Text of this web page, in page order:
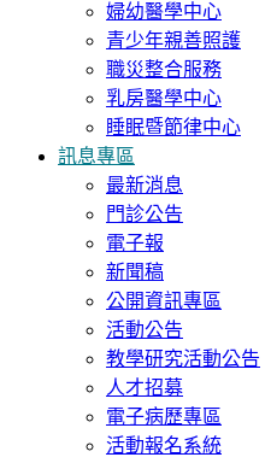
婦幼醫學中心
青少年親善照護
職災整合服務
乳房醫學中心
睡眠暨節律中心
訊息專區
最新消息
門診公告
電子報
新聞稿
公開資訊專區
活動公告
教學研究活動公告
人才招募
電子病歷專區
活動報名系統